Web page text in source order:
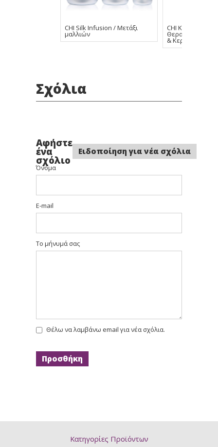
CHI Silk Infusion / Μετάξι
μαλλιών
CHI Keratin Silk
Θεραπεία
& Κερατίνι
Σχόλια
Αφήστε
ένα
σχόλιο
Ειδοποίηση για νέα σχόλια
Όνομα
E-mail
Το μήνυμά σας
Θέλω να λαμβάνω email για νέα σχόλια.
Κατηγορίες Προϊόντων